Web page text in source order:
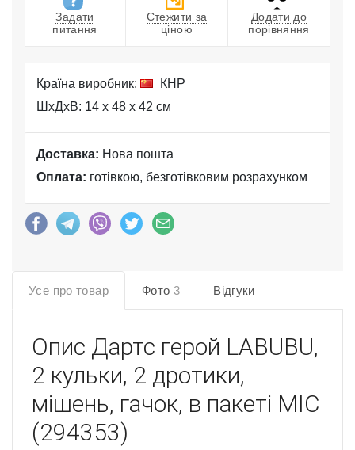
Задати
питання
Стежити за
ціною
Додати до
порівняння
Країна виробник:
КНР
ШхДхВ: 14 x 48 x 42 см
Доставка: Нова пошта
Оплата: готівкою, безготівковим розрахунком
Усе про товар Фото 3 Відгуки
Опис Дартс герой LABUBU,
2 кульки, 2 дротики,
мішень, гачок, в пакеті MIC
(294353)